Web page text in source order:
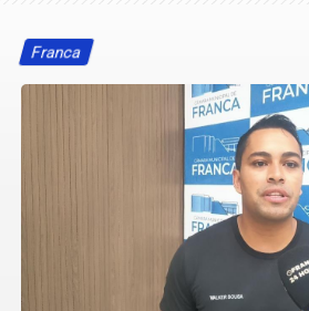
Franca